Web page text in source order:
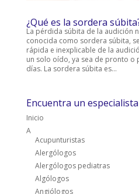
¿Qué es la sordera
La pérdida súbita de la audición
conocida como sordera súbita,
rápida e inexplicable de la
un solo oído, ya sea de pronto
días. La sordera súbita es...
Encuentra un especialista
Inicio
A
Acupunturistas
Alergólogos
Alergólogos pediatras
Algólogos
Angiólogos